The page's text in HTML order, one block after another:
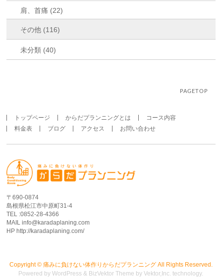
肩、首痛 (22)
その他 (116)
未分類 (40)
PAGETOP
トップページ からだプランニングとは
コース内容
料金表
ブログ アクセス お問い合わせ
〒690-0874
島根県松江市中原町31-4
TEL :0852-28-4366
MAIL info@karadaplaning.com
HP http://karadaplaning.com/
Copyright © 痛みに負けない体作りからだプランニングAll Rights Reserved.
Powered byWordPress & BizVektor Theme byVektor,Inc. technology.